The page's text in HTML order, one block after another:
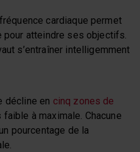
cardiaque permet
pour atteindre ses objectifs.
s’entraîner intelligemment
décline en cinq zones de
faible à maximale. Chacune
pourcentage de la